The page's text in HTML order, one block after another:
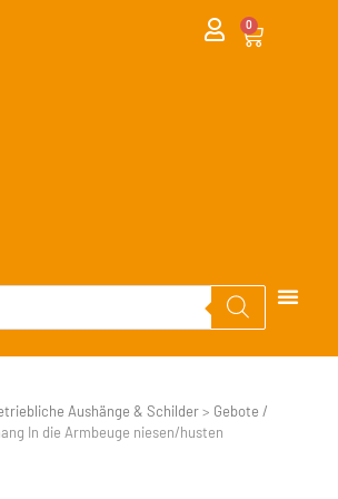
0
Aushänge & Schilder> Gebote /
In die Armbeuge niesen/husten